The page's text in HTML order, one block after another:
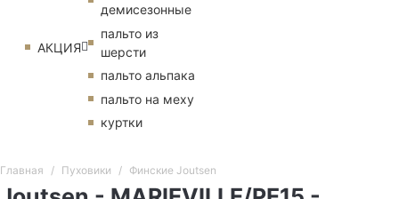
АКЦИЯ
демисезонные
пальто из
шерсти
пальто альпака
пальто на меху
куртки
Главная Пуховики Финские Joutsen